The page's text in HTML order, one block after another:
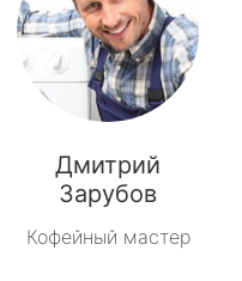
Дмитрий
Зарубов
Кофейный мастер